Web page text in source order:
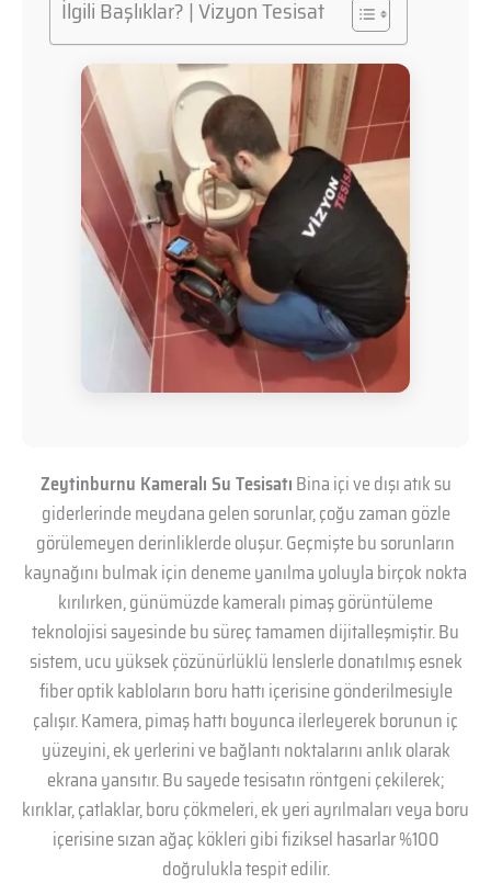
İlgili Başlıklar? | Vizyon Tesisat
Zeytinburnu Kameralı Su TesisatıBina içi ve dışı atık su
giderlerinde meydana gelen sorunlar, çoğu zaman gözle
görülemeyen derinliklerde oluşur. Geçmişte bu sorunların
kaynağını bulmak için deneme yanılma yoluyla birçok nokta
kırılırken, günümüzde kameralı pimaş görüntüleme
teknolojisi sayesinde bu süreç tamamen dijitalleşmiştir. Bu
sistem, ucu yüksek çözünürlüklü lenslerle donatılmış esnek
fiber optik kabloların boru hattı içerisine gönderilmesiyle
çalışır. Kamera, pimaş hattı boyunca ilerleyerek borunun iç
yüzeyini, ek yerlerini ve bağlantı noktalarını anlık olarak
ekrana yansıtır. Bu sayede tesisatın röntgeni çekilerek;
kırıklar, çatlaklar, boru çökmeleri, ek yeri ayrılmaları veya boru
içerisine sızan ağaç kökleri gibi fiziksel hasarlar %100
doğrulukla tespit edilir.